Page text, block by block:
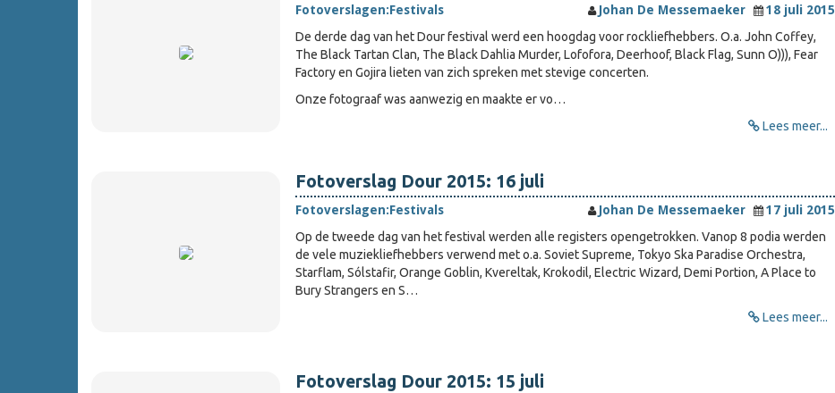
Fotoverslagen:Festivals Johan De Messemaeker
18 juli 2015
De derde dag van het Dour festival werd een hoogdag voor rockliefhebbers. O.a. John Coffey,
The Black Tartan Clan, The Black Dahlia Murder, Lofofora, Deerhoof, Black Flag, Sunn O))), Fear
Factory en Gojira lieten van zich spreken met stevige concerten.
Onze fotograaf was aanwezig en maakte er vo…
Lees meer...
Fotoverslag Dour 2015: 16 juli
Fotoverslagen:Festivals Johan De Messemaeker
17 juli 2015
Op de tweede dag van het festival werden alle registers opengetrokken. Vanop 8 podia werden
de vele muziekliefhebbers verwend met o.a. Soviet Supreme, Tokyo Ska Paradise Orchestra,
Starflam, Sólstafir, Orange Goblin, Kvereltak, Krokodil, Electric Wizard, Demi Portion, A Place to
Bury Strangers en S…
Lees meer...
Fotoverslag Dour 2015: 15 juli